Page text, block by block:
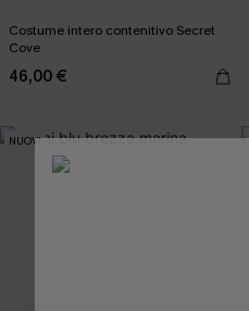
Costume intero contenitivo Secret
Cove
46,00 €
NUOVI